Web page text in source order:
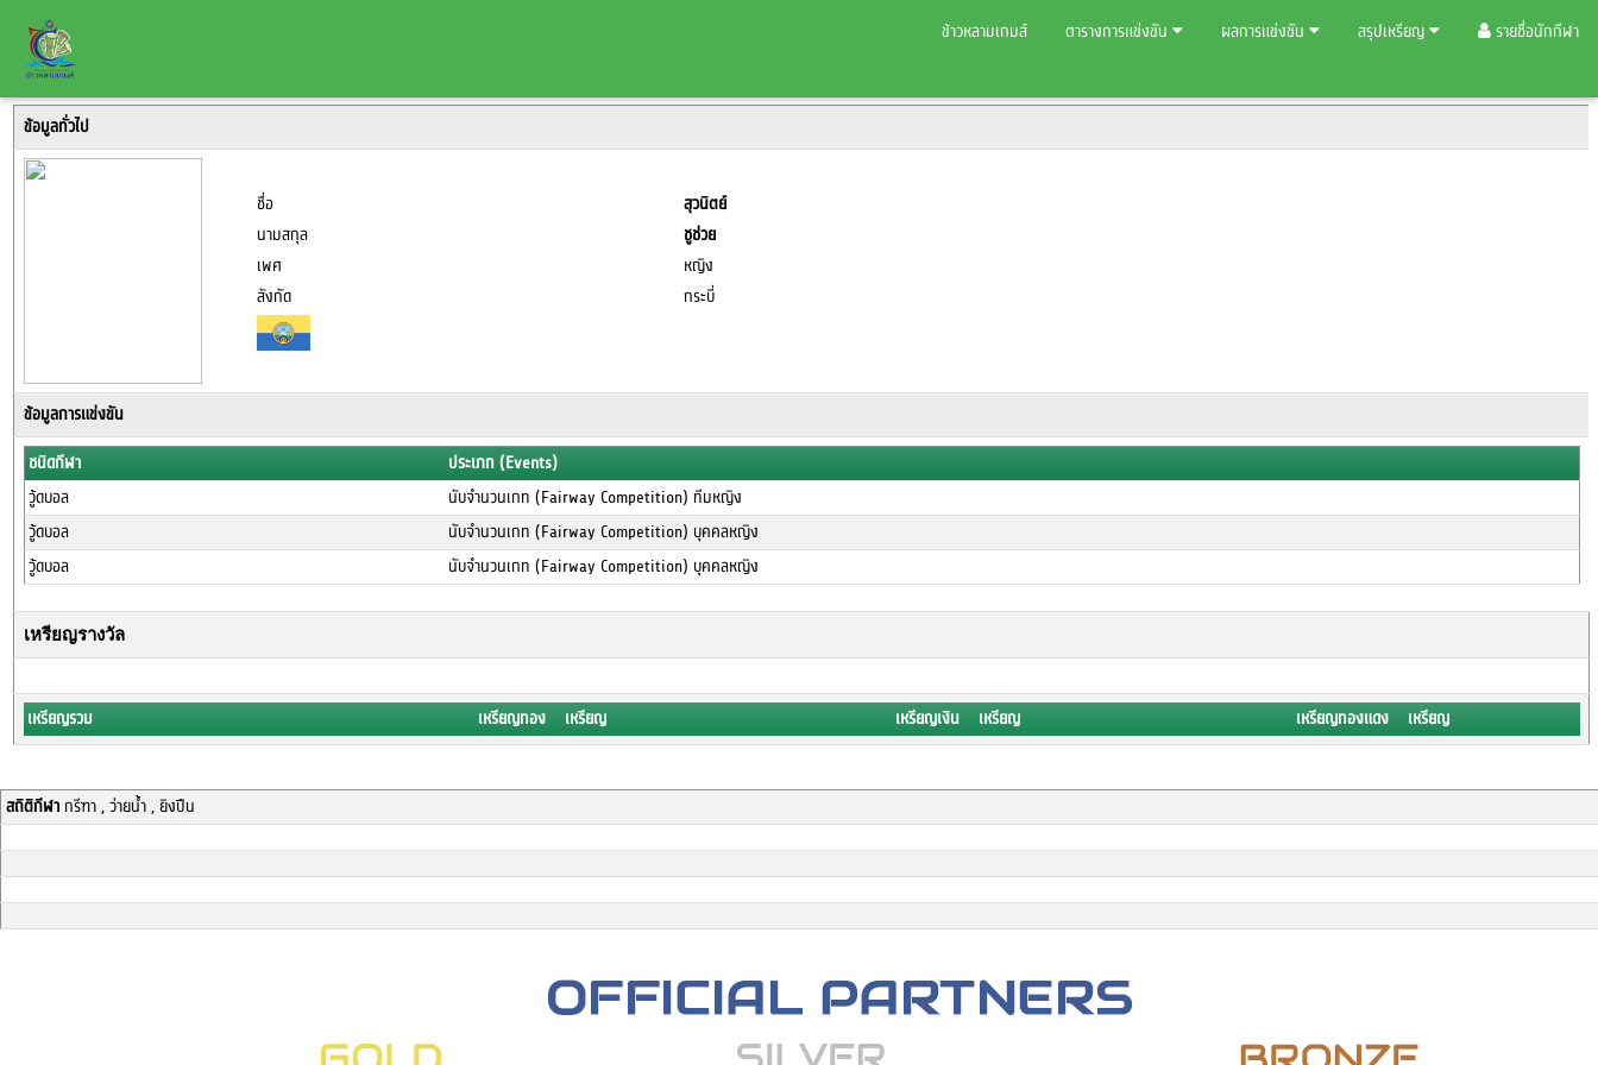
ข้าวหลามเกมส์ ตารางการแข่งขัน ผลการแข่งขัน สรุปเหรียญ รายชื่อนักกีฬา
ข้อมูลทั่วไป
ชื่อ
สุวนิตย์
นามสกุล
ชูช่วย
เพศ
หญิง
สังกัด
กระบี่
ข้อมูลการแข่งขัน
ชนิดกีฬา
ประเภท (Events)
วู้ดบอล
นับจำนวนเกท (Fairway Competition) ทีมหญิง
วู้ดบอล
นับจำนวนเกท (Fairway Competition) บุคคลหญิง
วู้ดบอล
นับจำนวนเกท (Fairway Competition) บุคคลหญิง
เหรียญรางวัล
เหรียญรวม เหรียญทอง เหรียญ เหรียญเงิน เหรียญ เหรียญทองแดง เหรียญ
สถิติกีฬากรีฑา , ว่ายน้ำ , ยิงปืน